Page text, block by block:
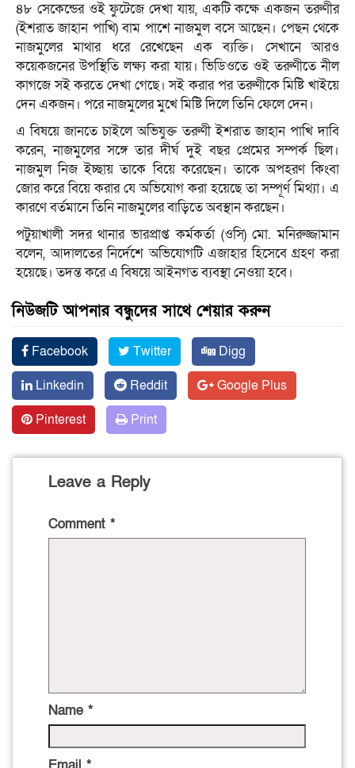
৪৮ সেকেন্ডের ওই ফুটেজে দেখা যায়, একটি কক্ষে একজন তরুণীর
(ইশরাত জাহান পাখি) বাম পাশে নাজমুল বসে আছেন। পেছন থেকে
নাজমুলের মাথার ধরে রেখেছেন এক ব্যক্তি। সেখানে আরও
কয়েকজনের উপস্থিতি লক্ষ্য করা যায়। ভিডিওতে ওই তরুণীতে নীল
কাগজে সই করতে দেখা গেছে। সই করার পর তরুণীকে মিষ্টি খাইয়ে
দেন একজন। পরে নাজমুলের মুখে মিষ্টি দিলে তিনি ফেলে দেন।
এ বিষয়ে জানতে চাইলে অভিযুক্ত তরুণী ইশরাত জাহান পাখি দাবি
করেন, নাজমুলের সঙ্গে তার দীর্ঘ দুই বছর প্রেমের সম্পর্ক ছিল।
নাজমুল নিজ ইচ্ছায় তাকে বিয়ে করেছেন। তাকে অপহরণ কিংবা
জোর করে বিয়ে করার যে অভিযোগ করা হয়েছে তা সম্পূর্ণ মিথ্যা। এ
কারণে বর্তমানে তিনি নাজমুলের বাড়িতে অবস্থান করছেন।
পটুয়াখালী সদর থানার ভারপ্রাপ্ত কর্মকর্তা (ওসি) মো. মনিরুজ্জামান
বলেন, আদালতের নির্দেশে অভিযোগটি এজাহার হিসেবে গ্রহণ করা
হয়েছে। তদন্ত করে এ বিষয়ে আইনগত ব্যবস্থা নেওয়া হবে।
নিউজটি আপনার বন্ধুদের সাথে শেয়ার করুন
Facebook Twitter
Digg
Linkedin
Reddit
Google Plus
Pinterest
Print
Leave a Reply
Comment *
Name *